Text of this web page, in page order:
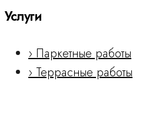
Услуги
› Паркетные работы
› Террасные работы